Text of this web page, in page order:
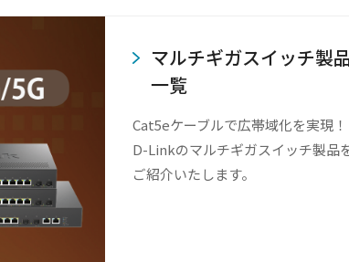
マルチギガスイッチ製品
一覧
Cat5eケーブルで広帯域化を実現！
D-Linkのマルチギガスイッチ製品
ご紹介いたします。